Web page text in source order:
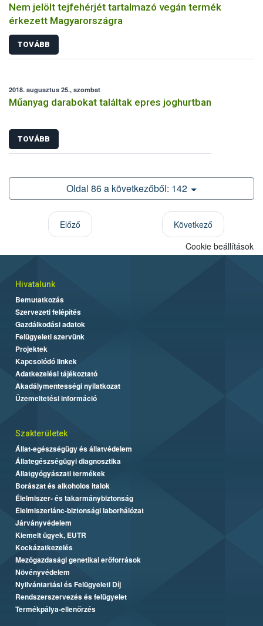
Nem jelölt tejfehérjét tartalmazó vegán termék
érkezett Magyarországra
TOVÁBB
2018. augusztus 25., szombat
Műanyag darabokat találtak epres joghurtban
TOVÁBB
Oldal 86 a következőből: 142
Előző
Következő
Cookie beállítások
Hivatalunk
Bemutatkozás
Szervezeti felépítés
Gazdálkodási adatok
Felügyeleti szervünk
Projektek
Kapcsolódó linkek
Adatkezelési tájékoztató
Akadálymentességi nyilatkozat
Üzemeltetési információ
Szakterületek
Állat-egészségügy és állatvédelem
Állategészségügyi diagnosztika
Állatgyógyászati termékek
Borászat és alkoholos italok
Élelmiszer- és takarmánybiztonság
Élelmiszerlánc-biztonsági laborhálózat
Járványvédelem
Kiemelt ügyek, EUTR
Kockázatkezelés
Mezőgazdasági genetikai erőforrások
Növényvédelem
Nyilvántartási és Felügyeleti Díj
Rendszerszervezés és felügyelet
Termékpálya-ellenőrzés